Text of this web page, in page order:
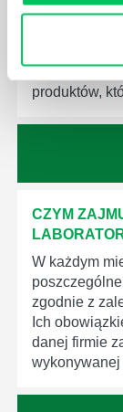
które mają
dziedziny
będą
produktów,
CZYM
W każdym
zgodnie z
Ich
danej firmie
wykonywanej